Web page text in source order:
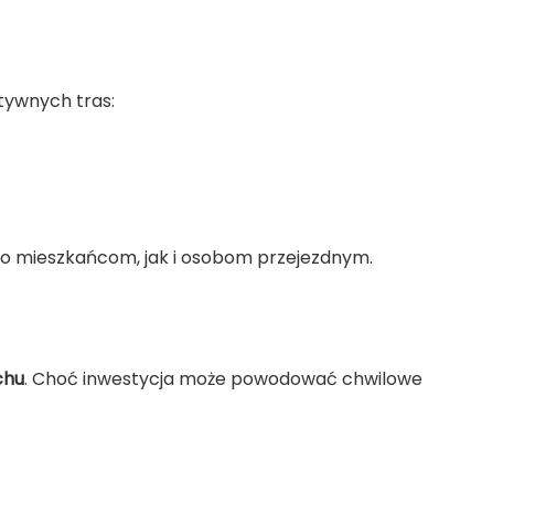
tras:
mieszkańcom, jak i osobom przejezdnym.
. Choć inwestycja może powodować chwilowe